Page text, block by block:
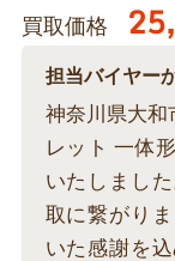
買取価格
担当バイヤー
神奈川県大和
レット 一体
いたしまし
取に繋がり
いた感謝を